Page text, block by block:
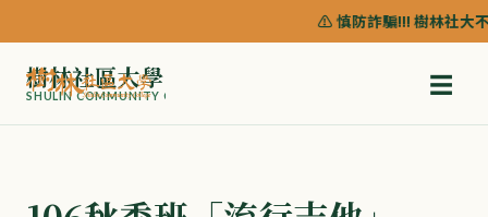
⚠️ 慎防詐騙!!! 樹林社大
樹林社區大學
SHULIN COMMUNITY COLLEGE ☰